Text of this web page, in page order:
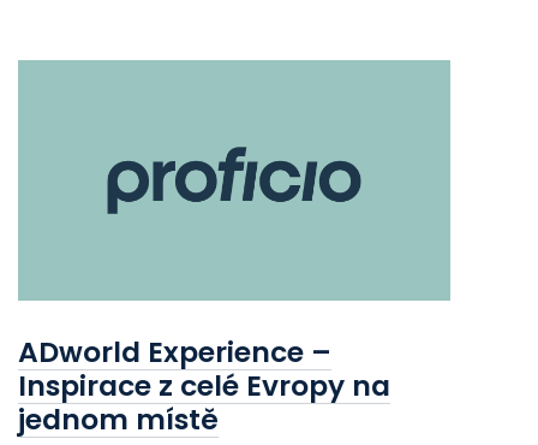
ADworld Experience –
Inspirace z celé Evropy na
jednom místě